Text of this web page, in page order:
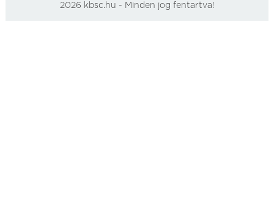
2026 kbsc.hu - Minden jog fentartva!